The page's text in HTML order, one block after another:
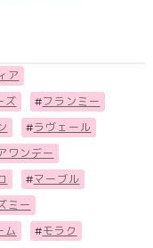
ア
ズ #フランミー
#ラヴェール
ワンデー
#マーブル
ミー
ム #モラク